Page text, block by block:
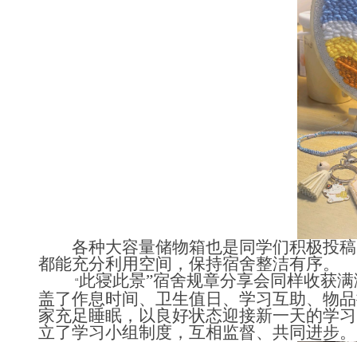
各种大容量储物箱也是同学们积极投
都能充分利用空间，保持宿舍整洁有序。
“此寝此景”宿舍规章分享会同样收获
盖了作息时间、卫生值日、学习互助、物
家充足睡眠，以良好状态迎接新一天的学
立了学习小组制度，互相监督、共同进步。